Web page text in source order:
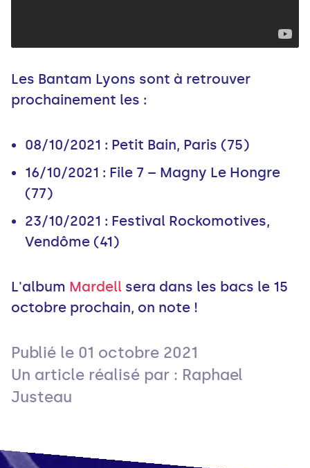
Les Bantam Lyons sont à retrouver
prochainement les :
08/10/2021 : Petit Bain, Paris (75)
16/10/2021 : File 7 – Magny Le Hongre
(77)
23/10/2021 : Festival Rockomotives,
Vendôme (41)
L'album Mardell sera dans les bacs le 15
octobre prochain, on note !
Publié le 01 octobre 2021
Un article réalisé par : Raphael
Justeau